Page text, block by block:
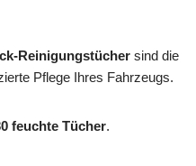
Reinigungstücher sind die
Pflege Ihres Fahrzeugs.
feuchte Tücher.